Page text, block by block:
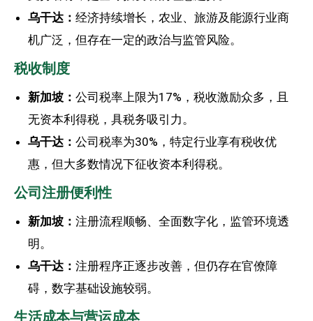
乌干达： 经济持续增长，农业、旅游及能源行业商
机广泛，但存在一定的政治与监管风险。
税收制度
新加坡： 公司税率上限为17%，税收激励众多，且
无资本利得税，具税务吸引力。
乌干达： 公司税率为30%，特定行业享有税收优
惠，但大多数情况下征收资本利得税。
公司注册便利性
新加坡： 注册流程顺畅、全面数字化，监管环境透
明。
乌干达： 注册程序正逐步改善，但仍存在官僚障
碍，数字基础设施较弱。
生活成本与营运成本